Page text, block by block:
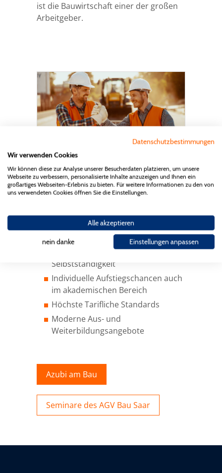
Landesgütegemeinschaft
Partnerorganisationen
Schieds- & Schlichtungsstelle
Datenschutz
ist die Bauwirtschaft einer der großen
Arbeitgeber.
VIELE GRÜNDE SPRECHEN FÜR EINE
Attraktive Aufstiegschancen vom
Gesellen über Polier bis hin zum
Meister mit der Möglichkeit der
Selbstständigkeit
Individuelle Aufstiegschancen auch
im akademischen Bereich
Höchste Tarifliche Standards
Moderne Aus- und
Weiterbildungsangebote
Azubi am Bau
Seminare des AGV Bau Saar
Datenschutzbestimmungen
Wir verwenden Cookies
Wir können diese zur Analyse unserer Besucherdaten platzieren, um unsere
Webseite zu verbessern, personalisierte Inhalte anzuzeigen und Ihnen ein
großartiges Webseiten-Erlebnis zu bieten. Für weitere Informationen zu den von
uns verwendeten Cookies öffnen Sie die Einstellungen.
Alle akzeptieren
nein danke Einstellungen anpassen